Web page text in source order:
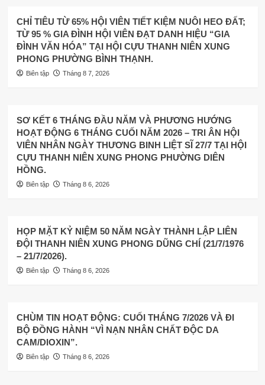
CHỈ TIÊU TỪ 65% HỘI VIÊN TIẾT KIỆM NUÔI HEO ĐẤT;
TỪ 95 % GIA ĐÌNH HỘI VIÊN ĐẠT DANH HIỆU “GIA
ĐÌNH VĂN HÓA” TẠI HỘI CỰU THANH NIÊN XUNG
PHONG PHƯỜNG BÌNH THẠNH.
Biên tập Tháng 8 7, 2026
SƠ KẾT 6 THÁNG ĐẦU NĂM VÀ PHƯƠNG HƯỚNG
HOẠT ĐỘNG 6 THÁNG CUỐI NĂM 2026 – TRI ÂN HỘI
VIÊN NHÂN NGÀY THƯƠNG BINH LIỆT SĨ 27/7 TẠI HỘI
CỰU THANH NIÊN XUNG PHONG PHƯỜNG DIÊN
HỒNG.
Biên tập Tháng 8 6, 2026
HỌP MẶT KỶ NIỆM 50 NĂM NGÀY THÀNH LẬP LIÊN
ĐỘI THANH NIÊN XUNG PHONG DŨNG CHÍ (21/7/1976
– 21/7/2026).
Biên tập Tháng 8 6, 2026
CHÙM TIN HOẠT ĐỘNG: CUỐI THÁNG 7/2026 VÀ ĐI
BỘ ĐỒNG HÀNH “VÌ NẠN NHÂN CHẤT ĐỘC DA
CAM/DIOXIN”.
Biên tập Tháng 8 6, 2026